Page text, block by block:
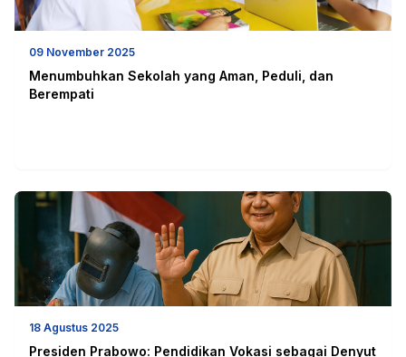
09 November 2025
Menumbuhkan Sekolah yang Aman, Peduli, dan
Berempati
18 Agustus 2025
Presiden Prabowo: Pendidikan Vokasi sebagai Denyut